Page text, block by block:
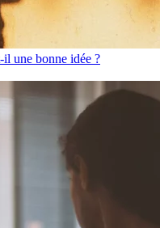
il une bonne idée ?